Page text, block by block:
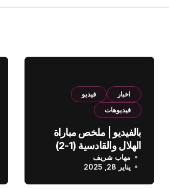
اخبار
فيديو
فيديوهات
بالفيديو | ملخص مباراة
الهلال والقادسية (1-2)
الدوري السعودي
مهاب شريف
يناير 28, 2025